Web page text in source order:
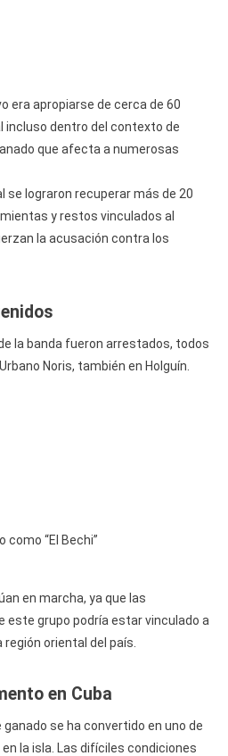
era apropiarse de cerca de 60
incluso dentro del contexto de
que afecta a numerosas
se lograron recuperar más de 20
y restos vinculados al
la acusación contra los
la banda fueron arrestados, todos
Noris, también en Holguín.
como “El Bechi”
en marcha, ya que las
este grupo podría estar vinculado a
oriental del país.
en Cuba
se ha convertido en uno de
la isla. Las difíciles condiciones